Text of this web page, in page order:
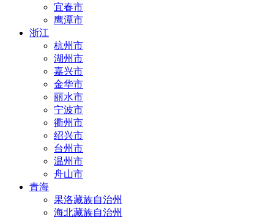
宜春市
鹰潭市
浙江
杭州市
湖州市
嘉兴市
金华市
丽水市
宁波市
衢州市
绍兴市
台州市
温州市
舟山市
青海
果洛藏族自治州
海北藏族自治州